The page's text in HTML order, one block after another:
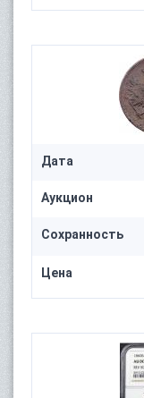
Дата
Аукцион
Сохранность
Цена